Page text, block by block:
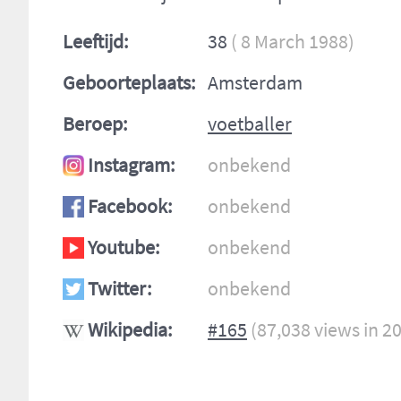
Leeftijd:
38 ( 8 March 1988)
Geboorteplaats: Amsterdam
Beroep:
voetballer
Instagram:
onbekend
Facebook:
onbekend
Youtube:
onbekend
Twitter:
onbekend
Wikipedia:
#165 (87,038 views in